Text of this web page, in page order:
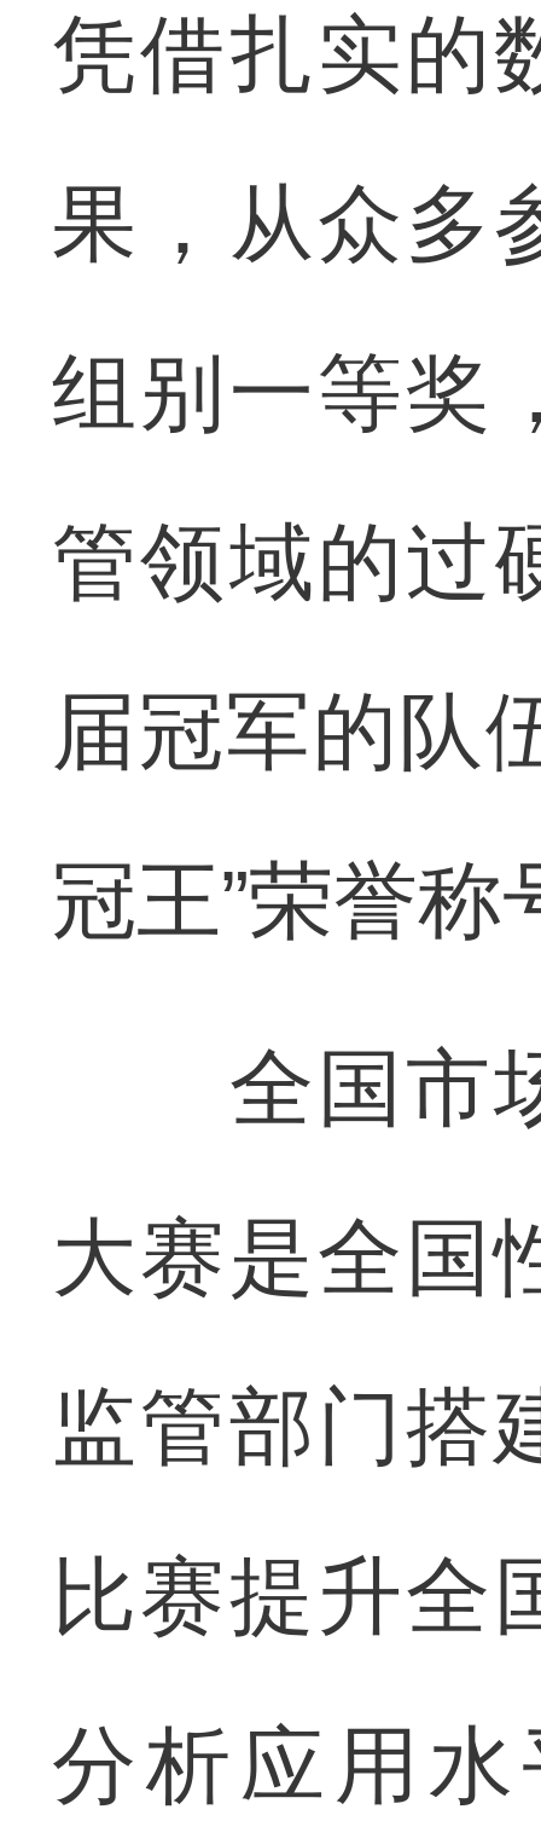
凭借扎实的
果，从众多
组别一等奖
管领域的过
届冠军的队
冠王”荣誉称
全国市场
大赛是全国
监管部门搭
比赛提升全
分析应用